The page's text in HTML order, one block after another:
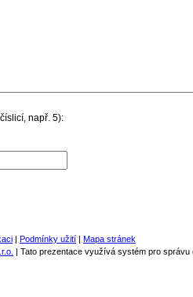
např. 5):
| Podmínky užití | Mapa stránek
| Tato prezentace využívá systém pro